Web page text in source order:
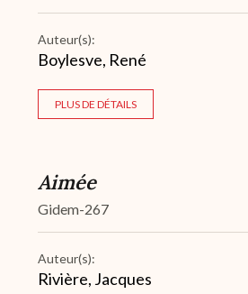
Auteur(s):
Boylesve, René
PLUS DE DÉTAILS
Aimée
Gidem-267
Auteur(s):
Rivière, Jacques